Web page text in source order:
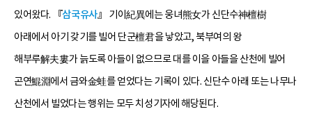
있어왔다. 『삼국유사』 기이紀異에는 웅녀熊女가 신단수神檀樹
아래에서 아기 갖기를 빌어 단군檀君을 낳았고, 북부여의 왕
해부루解夫婁가 늙도록 아들이 없으므로 대를 이을 아들을 산천에 빌어
곤연鯤淵에서 금와金蛙를 얻었다는 기록이 있다. 신단수 아래 또는 나무나
산천에서 빌었다는 행위는 모두 치성기자에 해당된다.